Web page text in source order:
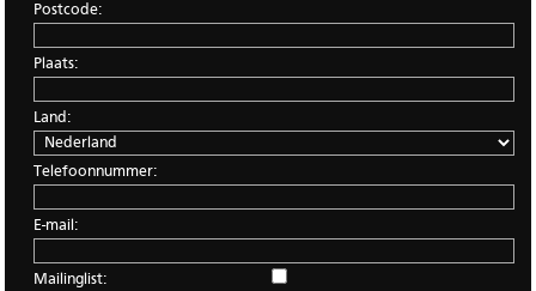
Postcode:
Plaats:
Land:
Telefoonnummer:
E-mail:
Mailinglist: